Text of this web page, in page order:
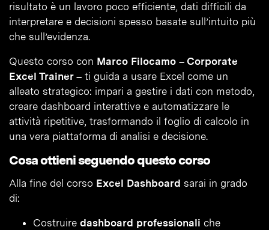
risultato è un lavoro poco efficiente, dati difficili da
interpretare e decisioni spesso basate sull’intuito più
che sull’evidenza.
Questo corso con Marco Filocamo – Corporate
Excel Trainer – ti guida a usare Excel come un
alleato strategico: impari a gestire i dati con metodo,
creare dashboard interattive e automatizzare le
attività ripetitive, trasformando il foglio di calcolo in
una vera piattaforma di analisi e decisione.
Cosa ottieni seguendo questo corso
Alla fine del corso Excel Dashboard sarai in grado
di:
Costruire dashboard professionali che